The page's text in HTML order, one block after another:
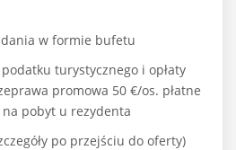
w formie bufetu
turystycznego i opłaty
promowa 50 €/os. płatne
pobyt u rezydenta
po przejściu do oferty)